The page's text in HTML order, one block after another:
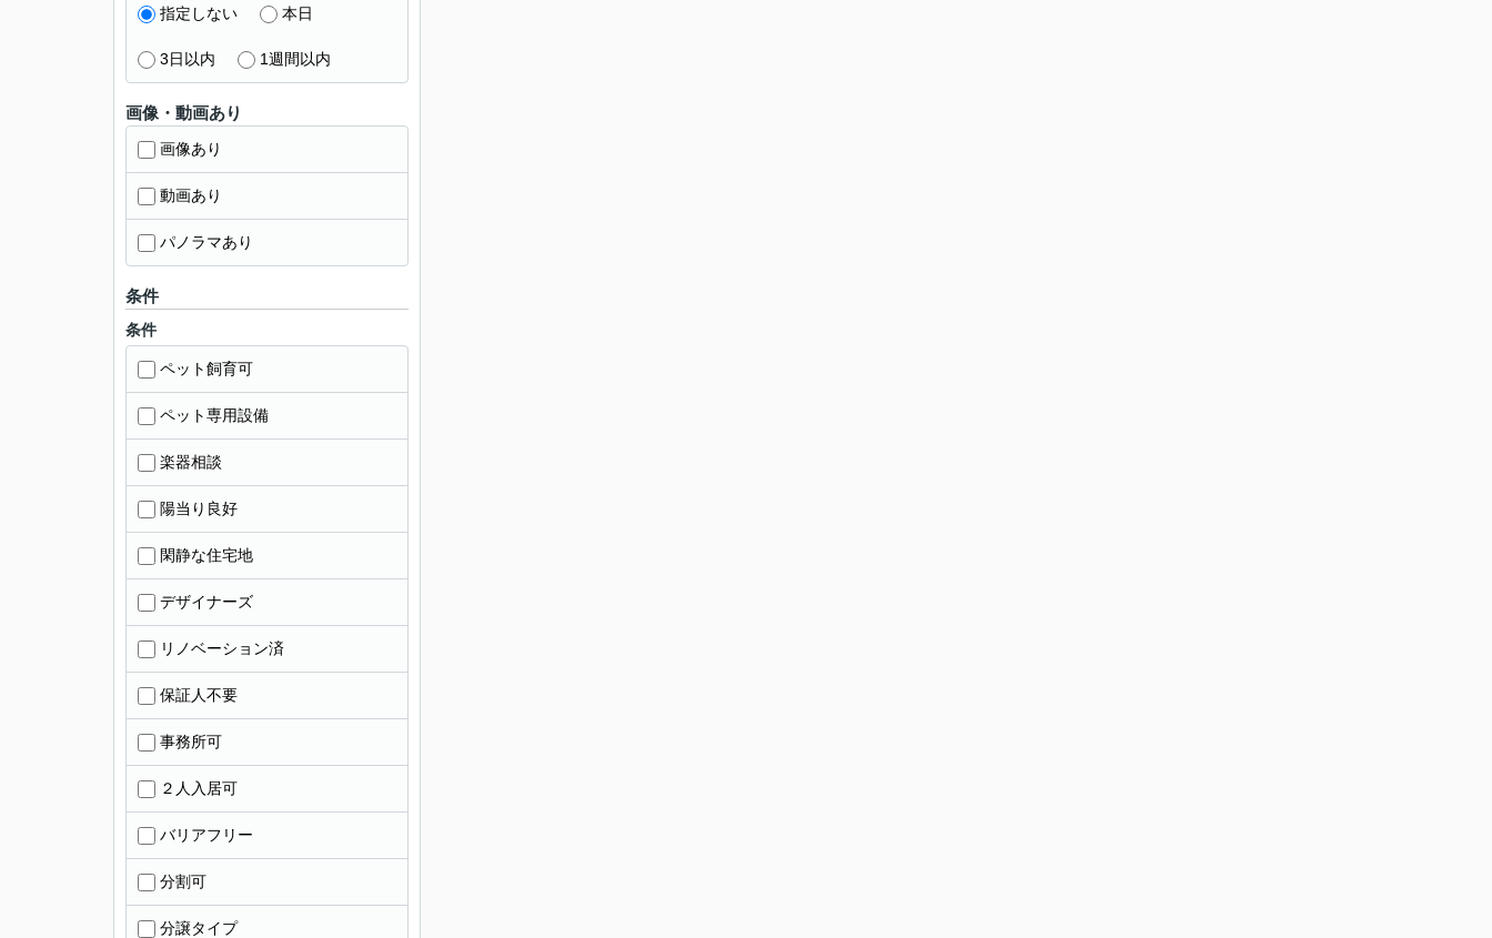
指定しない 本日
3日以内 1週間以内
画像・動画あり
画像あり
動画あり
パノラマあり
条件
条件
ペット飼育可
ペット専用設備
楽器相談
陽当り良好
閑静な住宅地
デザイナーズ
リノベーション済
保証人不要
事務所可
２人入居可
バリアフリー
分割可
分譲タイプ